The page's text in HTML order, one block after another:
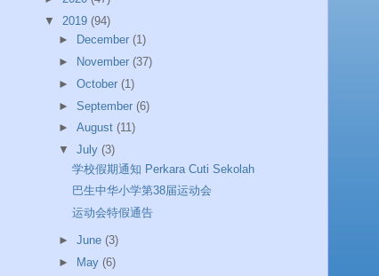
▼ 2019 (94)
►
December (1)
►
November (37)
► October (1)
► September (6)
► August (11)
▼ July (3)
学校假期通知 Perkara Cuti Sekolah
巴生中华小学第38届运动会
运动会特假通告
► June (3)
►
May (6)